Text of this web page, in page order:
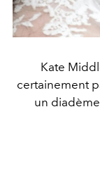
Kate
certainement
un